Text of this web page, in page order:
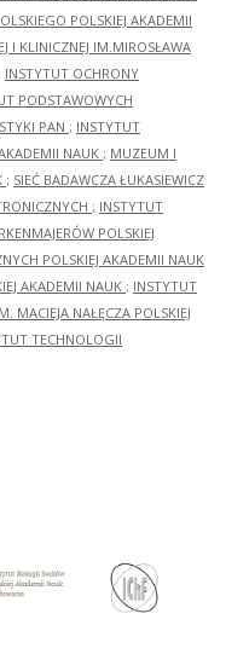
POLSKIEJ AKADEMII
I KLINICZNEJ IM.MIROSŁAWA
INSTYTUT OCHRONY
PODSTAWOWYCH
PAN ; INSTYTUT
NAUK ; MUZEUM I
; SIEĆ BADAWCZA ŁUKASIEWICZ
; INSTYTUT
POLSKIEJ
POLSKIEJ AKADEMII NAUK
AKADEMII NAUK ; INSTYTUT
MACIEJA NAŁĘCZA POLSKIEJ
TECHNOLOGII